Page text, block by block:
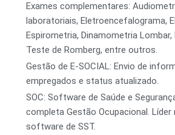
Exames complementares:
laboratoriais, Eletroencefalograma,
Espirometria, Dinamometria Lombar,
Teste de Romberg, entre outros.
Gestão de E-SOCIAL: Envio de
empregados e status atualizado.
SOC: Software de Saúde e
completa Gestão Ocupacional. Líder
software de SST.